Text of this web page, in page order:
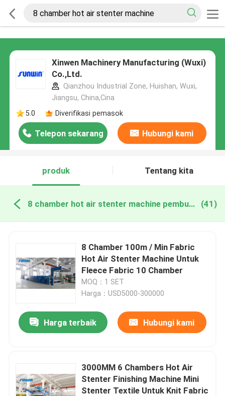
Xinwen Machinery Manufacturing (Wuxi)
Co.,Ltd.
Qianzhou Industrial Zone, Huishan, Wuxi,
Jiangsu, China,Cina
5.0
Diverifikasi pemasok
Telepon sekarang Hubungi kami
produk Tentang kita
8 chamber hot air stenter machine pembuatan online (41)
8 Chamber 100m / Min Fabric
Hot Air Stenter Machine Untuk
Fleece Fabric 10 Chamber
MOQ：1 SET
Harga：USD5000-300000
Harga terbaik Hubungi kami
3000MM 6 Chambers Hot Air
Stenter Finishing Machine Mini
Stenter Textile Untuk Knit Fabric